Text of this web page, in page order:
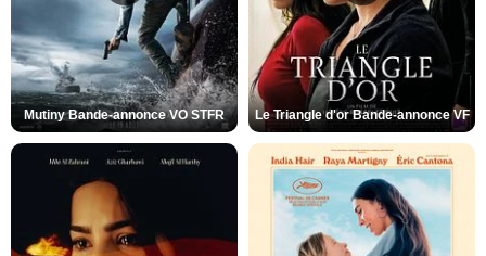
Mutiny Bande-annonce VO STFR Le Triangle d'or Bande-annonce VF